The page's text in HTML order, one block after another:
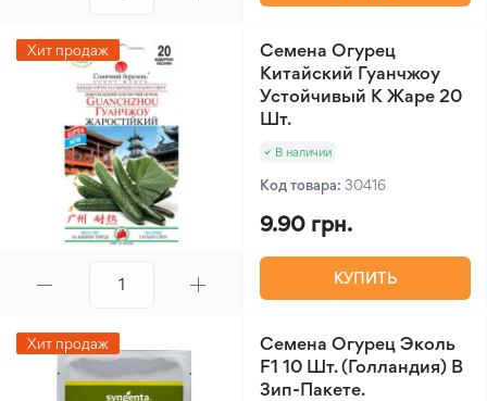
Хит продаж
Семена Огурец
Китайский Гуанчжоу
Устойчивый К Жаре 20
Шт.
В наличии
Код товара: 30416
9.90 грн.
КУПИТЬ
Хит продаж
Семена Огурец Эколь
F1 10 Шт. (Голландия) В
Зип-Пакете.